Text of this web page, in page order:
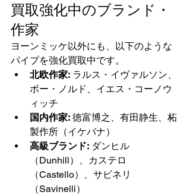
買取強化中のブランド・
作家
ヨーンミッケ以外にも、以下のような
パイプを強化買取中です。
北欧作家: ラルス・イヴァルソン、
ボー・ノルド、イエス・コーノウ
ィッチ
国内作家: 徳富博之、有田静生、柘
製作所（イケバナ）
高級ブランド: ダンヒル
（Dunhill）、カステロ
（Castello）、サビネリ
（Savinelli）